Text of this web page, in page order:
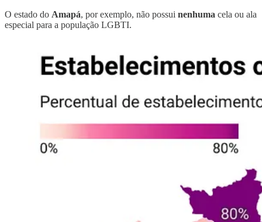
O estado do Amapá, por exemplo, não possui nenhuma cela ou ala
especial para a população LGBTI.